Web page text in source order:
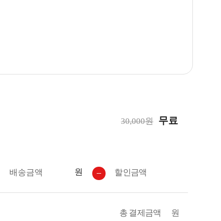
30,000원 무료
배송금액 원 할인금액
총 결제금액 원